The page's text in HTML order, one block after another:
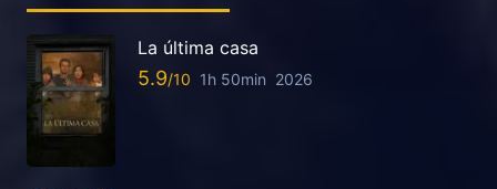
La última casa
5.9 1h 50min 2026